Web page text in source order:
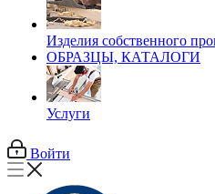
Изделия собственного
ОБРАЗЦЫ, КАТАЛОГИ
Услуги
Войти